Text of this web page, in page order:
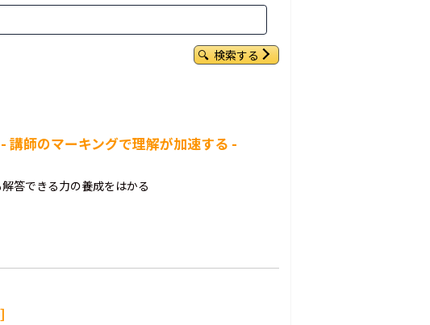
検索する
講師のマーキングで理解が加速する -
答できる力の養成をはかる